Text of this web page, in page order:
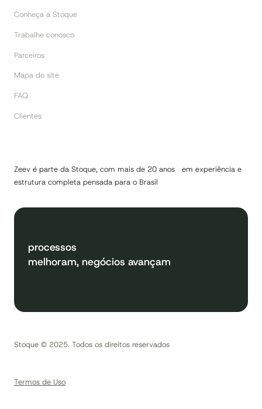
Conheça a Stoque
Trabalhe conosco
Parceiros
Mapa do site
FAQ
Clientes
Zeev é parte da Stoque, com mais de 20 anos em experiência e
estrutura completa pensada para o Brasil
processos
melhoram, negócios avançam
Stoque © 2025. Todos os direitos reservados
Termos de Uso